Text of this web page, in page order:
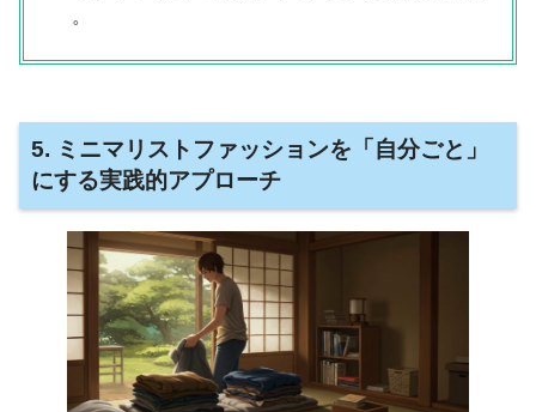
。
5. ミニマリストファッションを「自分ごと」
にする実践的アプローチ